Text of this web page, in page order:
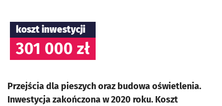
koszt inwestycji
301 000 zł
Przejścia dla pieszych oraz budowa oświetlenia.
Inwestycja zakończona w 2020 roku. Koszt